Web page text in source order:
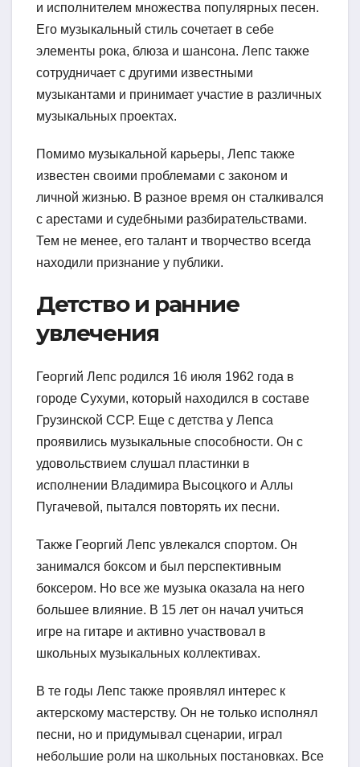
и исполнителем множества популярных песен.
Его музыкальный стиль сочетает в себе
элементы рока, блюза и шансона. Лепс также
сотрудничает с другими известными
музыкантами и принимает участие в различных
музыкальных проектах.
Помимо музыкальной карьеры, Лепс также
известен своими проблемами с законом и
личной жизнью. В разное время он сталкивался
с арестами и судебными разбирательствами.
Тем не менее, его талант и творчество всегда
находили признание у публики.
Детство и ранние
увлечения
Георгий Лепс родился 16 июля 1962 года в
городе Сухуми, который находился в составе
Грузинской ССР. Еще с детства у Лепса
проявились музыкальные способности. Он с
удовольствием слушал пластинки в
исполнении Владимира Высоцкого и Аллы
Пугачевой, пытался повторять их песни.
Также Георгий Лепс увлекался спортом. Он
занимался боксом и был перспективным
боксером. Но все же музыка оказала на него
большее влияние. В 15 лет он начал учиться
игре на гитаре и активно участвовал в
школьных музыкальных коллективах.
В те годы Лепс также проявлял интерес к
актерскому мастерству. Он не только исполнял
песни, но и придумывал сценарии, играл
небольшие роли на школьных постановках. Все